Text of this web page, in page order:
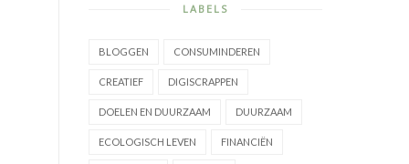
LABELS
BLOGGEN CONSUMINDEREN
CREATIEF DIGISCRAPPEN
DOELEN EN DUURZAAM DUURZAAM
ECOLOGISCH LEVEN FINANCIËN